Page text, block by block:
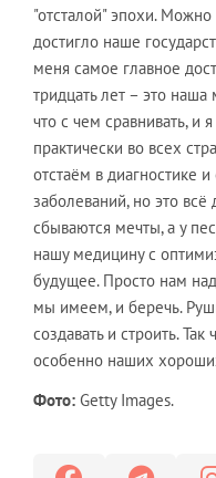
"отсталой" эпохи. Можно
достигло наше
меня самое главное
тридцать лет – это
что с чем сравнивать, и
практически во всех
отстаём в диагностике
заболеваний, но это
сбываются мечты, а у
нашу медицину с
будущее. Просто нам
мы имеем, и беречь.
создавать и строить. Так
особенно наших
Фото: Getty Images.